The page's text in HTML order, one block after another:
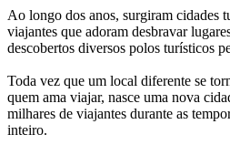
Ao longo dos anos, surgiram cidades
viajantes que adoram desbravar
descobertos diversos polos turísticos
Toda vez que um local diferente se
quem ama viajar, nasce uma nova
milhares de viajantes durante as
inteiro.